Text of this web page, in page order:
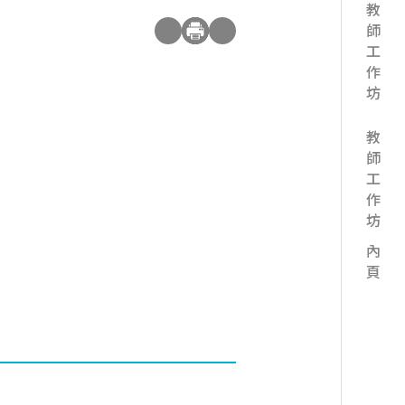
教師工作坊
教師工作坊 內頁